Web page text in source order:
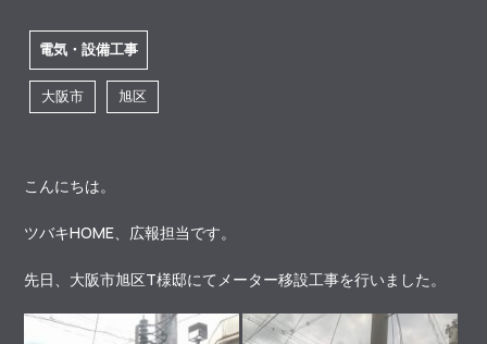
電気・設備工事
大阪市 旭区
こんにちは。
ツバキHOME、広報担当です。
先日、大阪市旭区T様邸にてメーター移設工事を行いました。